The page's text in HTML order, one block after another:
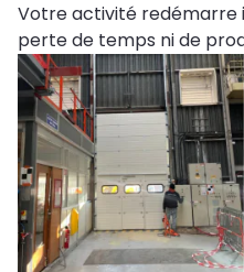
Votre activité redémarre
perte de temps ni de